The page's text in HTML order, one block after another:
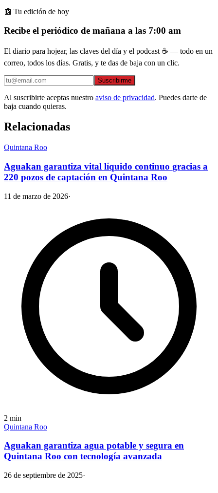
📰 Tu edición de hoy
Recibe el periódico de mañana a las 7:00 am
El diario para hojear, las claves del día y el podcast ☕ — todo en un
correo, todos los días. Gratis, y te das de baja con un clic.
Suscribirme
Al suscribirte aceptas nuestro aviso de privacidad. Puedes darte de
baja cuando quieras.
Relacionadas
Quintana Roo
Aguakan garantiza vital líquido continuo gracias a
220 pozos de captación en Quintana Roo
11 de marzo de 2026·
2 min
Quintana Roo
Aguakan garantiza agua potable y segura en
Quintana Roo con tecnología avanzada
26 de septiembre de 2025·